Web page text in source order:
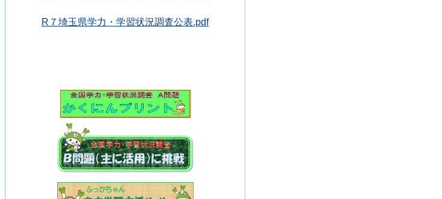
R７埼玉県学力・学習状況調査公表.pdf